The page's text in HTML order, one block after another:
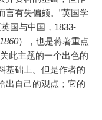
言有失偏颇。”英国学
国与中国，1833-
），也是蒋著重点
此主题的一个出色的
基础上。但是作者的
出自己的观点；它的